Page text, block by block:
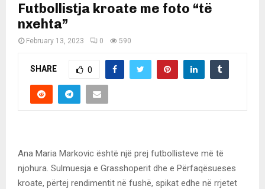
Futbollistja kroate me foto “të
nxehta”
February 13, 2023 0 590
SHARE 0
Ana Maria Markovic është një prej futbollisteve më të
njohura. Sulmuesja e Grasshoperit dhe e Përfaqësueses
kroate, përtej rendimentit në fushë, spikat edhe në rrjetet